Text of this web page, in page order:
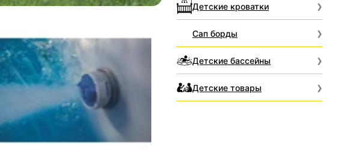
Детские кроватки
Сап борды
Детские бассейны
Детские товары